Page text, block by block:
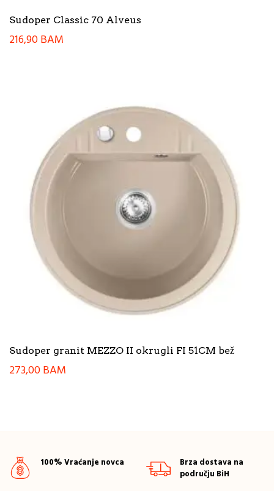
Sudoper Classic 70 Alveus
216,90BAM
Sudoper granit MEZZO II okrugli FI 51CM bež
273,00BAM
100% Vraćanje novca
Brza dostava na
području BiH